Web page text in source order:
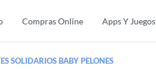
Compras Online Apps Y Juegos
SOLIDARIOS BABY PELONES